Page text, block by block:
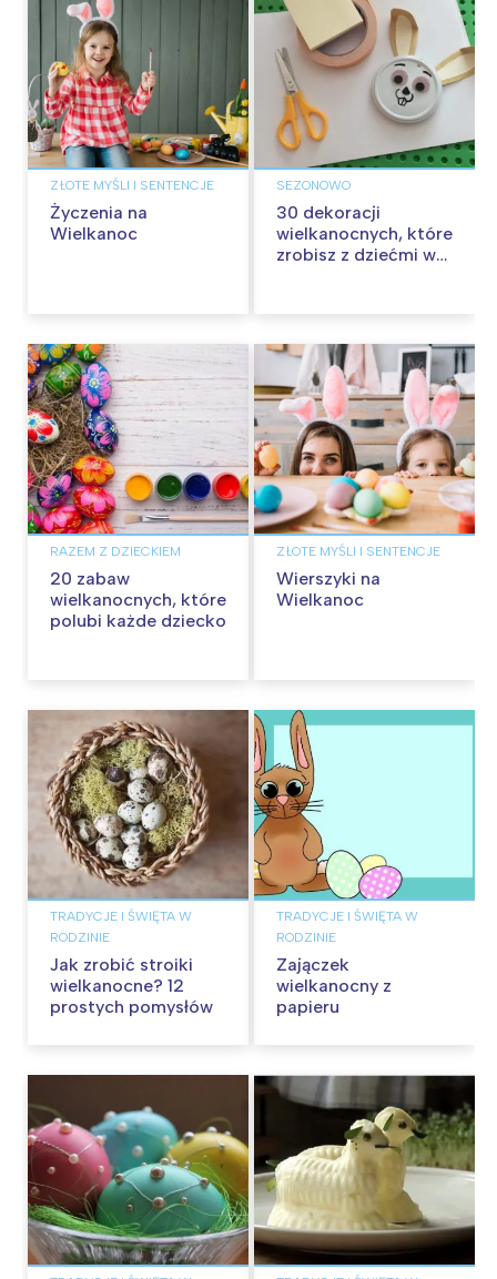
ZŁOTE MYŚLI I SENTENCJE
Życzenia na
Wielkanoc
SEZONOWO
30 dekoracji
wielkanocnych, które
zrobisz z dziećmi w
RAZEM Z DZIECKIEM
20 zabaw
wielkanocnych, które
polubi każde dziecko
ZŁOTE MYŚLI I SENTENCJE
Wierszyki na
Wielkanoc
TRADYCJE I ŚWIĘTA W
RODZINIE
Jak zrobić stroiki
wielkanocne? 12
prostych pomysłów
TRADYCJE I ŚWIĘTA W
RODZINIE
Zajączek
wielkanocny z
papieru